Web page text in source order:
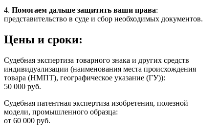
4. Помогаем дальше защитить ваши права:
представительство в суде и сбор необходимых документов.
Цены и сроки:
Судебная экспертиза товарного знака и других средств
индивидуализации (наименования места происхождения
товара (НМПТ), географическое указание (ГУ)):
50 000 руб.
Судебная патентная экспертиза изобретения, полезной
модели, промышленного образца:
от 60 000 руб.